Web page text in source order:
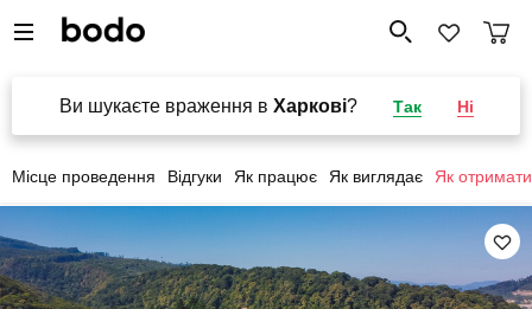
Ви шукаєте враження в Харкові? Так Ні
Місце проведення Відгуки Як працює Як виглядає Як отримати